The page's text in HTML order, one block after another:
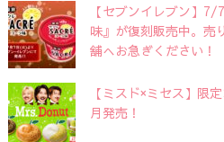
【セブンイレブン】
味』が復刻販売中。売
舗へお急ぎください！
【ミスド×ミセス】限
月発売！